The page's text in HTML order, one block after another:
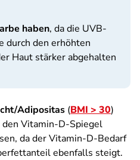
haben, da die UVB-
durch den erhöhten
Haut stärker abgehalten
Adipositas (BMI > 30)
den Vitamin-D-Spiegel
da der Vitamin-D-Bedarf
ebenfalls steigt.